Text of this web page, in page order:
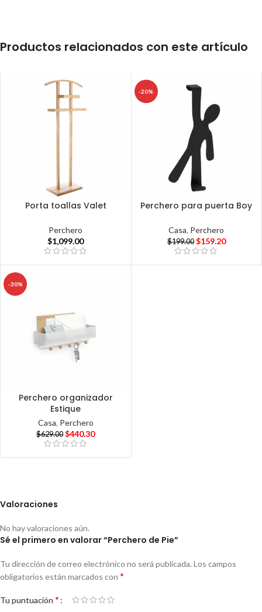
Productos relacionados con este artículo
Porta toallas Valet
Perchero
$1,099.00
-20%
Perchero para puerta Boy
Casa, Perchero
$199.00 $159.20
-30%
Perchero organizador
Estique
Casa, Perchero
$629.00 $440.30
Valoraciones
No hay valoraciones aún.
Sé el primero en valorar “Perchero de Pie”
Tu dirección de correo electrónico no será publicada. Los campos
obligatorios están marcados con *
Tu puntuación *